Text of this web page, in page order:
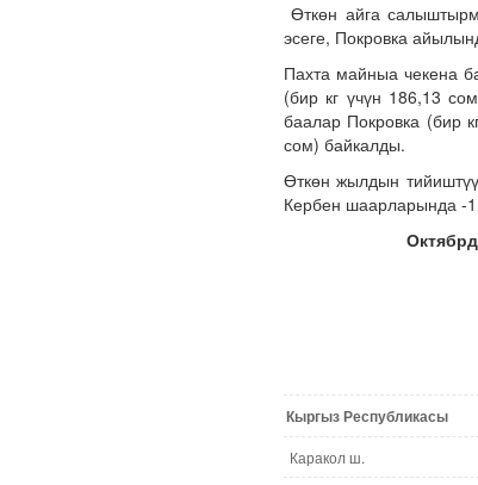
Өткөн айга
эсеге, Покровка
Пахта майныа чекена
(бир кг үчүн 186,13
баалар Покровка (бир
сом) байкалды.
Өткөн жылдын
Кербен шаарларында -
Кыргыз Республикасы
Каракол ш.